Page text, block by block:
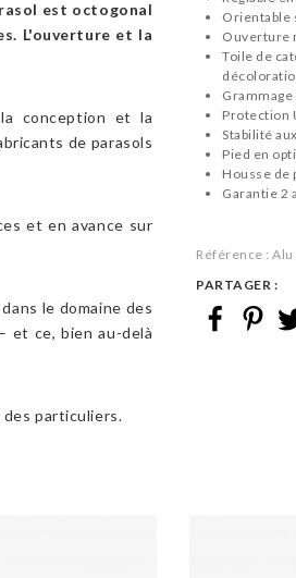
est octogonal
L'ouverture et la
conception et la
de parasols
et en avance sur
le domaine des
et ce, bien au-delà
des particuliers.
Orientable
Ouverture
Toile de
Protection
Stabilité
Pied en
Housse de
Garantie 2
Référence :Alu
PARTAGER :